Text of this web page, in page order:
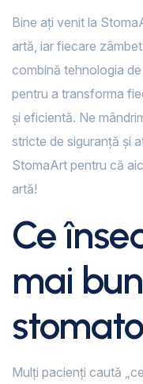
Bine ați venit la
artă, iar fiecare
combină tehnologia
pentru a transforma
și eficientă. Ne
stricte de siguranță și
StomaArt pentru că
artă!
Ce
mai bun
Mulți pacienți caută